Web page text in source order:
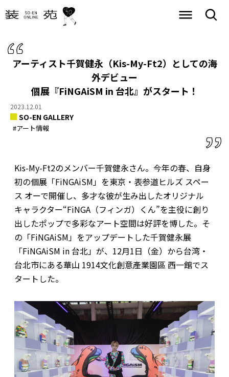
アーティスト千賀健永（Kis-My-Ft2）としての海
外デビュー
個展『FiNGAiSM in 台北』がスタート！
2023.12.01
SO-EN GALLERY
#アート情報
Kis-My-Ft2のメンバー千賀健永さん。今年の春、自身
初の個展「FiNGAiSM」を東京・表参道ヒルズ スペー
ス オーで開催し、多才な彼が生み出したオリジナル
キャラクター“FiNGA（フィンガ）くん”を主役に創り
出したポップで多彩なアート空間は好評を博した。そ
の「FiNGAiSM」をアップデートした千賀健永展
「FiNGAiSM in 台北」が、12月1日（金）から台湾・
台北市にある華山 1914文化創意產業園區 西一館でス
タートした。